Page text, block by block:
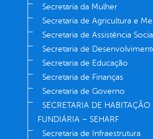
Secretaria da Mulher
Secretaria de Agricultura e
Secretaria de Assistência
Secretaria de
Secretaria de Educação
Secretaria de Finanças
Secretaria de Governo
SECRETARIA DE
FUNDIÁRIA – SEHARF
Secretaria de Infraestrutura